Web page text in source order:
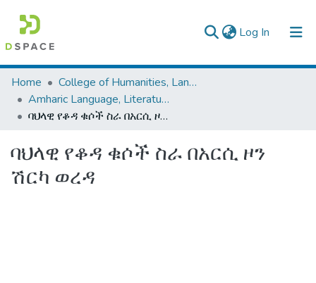
Log In (current)
Colleges, Institutes & Collections
Browse AAU-ETD
Home
College of Humanities, Language Studies, Journalism & Communication
Amharic Language, Literature and Folklore
ባህላዊ የቆዳ ቁሶች ስራ በአርሲ ዞን ሽርካ ወረዳ
ባህላዊ የቆዳ ቁሶች ስራ በአርሲ ዞን
ሽርካ ወረዳ